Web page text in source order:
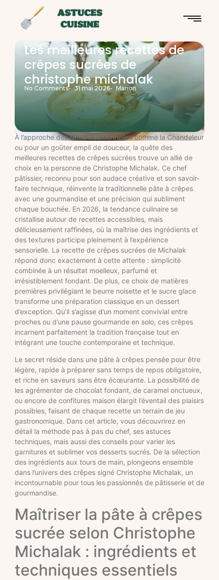
Desserts
Les meilleures recettes de
crêpes sucrées de
christophe michalak
No Comments- 31 mai 2026- Marion
À l’approche des fêtes traditionnelles comme la Chandeleur
ou pour un goûter empli de douceur, la quête des
meilleures recettes de crêpes sucrées trouve un allié de
choix en la personne de Christophe Michalak. Ce chef
pâtissier, reconnu pour son audace créative et son savoir-
faire technique, réinvente la traditionnelle pâte à crêpes
avec une gourmandise et une précision qui subliment
chaque bouchée. En 2026, la tendance culinaire se
cristallise autour de recettes accessibles, mais
délicieusement raffinées, où la maîtrise des ingrédients et
des textures participe pleinement à l’expérience
sensorielle. La recette de crêpes sucrées de Michalak
répond donc exactement à cette attente : simplicité
combinée à un résultat moelleux, parfumé et
irrésistiblement fondant. De plus, ce choix de matières
premières privilégiant le beurre noisette et le sucre glace
transforme une préparation classique en un dessert
d’exception. Qu’il s’agisse d’un moment convivial entre
proches ou d’une pause gourmande en solo, ces crêpes
incarnent parfaitement la tradition française tout en
intégrant une touche contemporaine et technique.
Le secret réside dans une pâte à crêpes pensée pour être
légère, rapide à préparer sans temps de repos obligatoire,
et riche en saveurs sans être écœurante. La possibilité de
les agrémenter de chocolat fondant, de caramel onctueux,
ou encore de confitures maison élargit l’éventail des plaisirs
possibles, faisant de chaque recette un terrain de jeu
gastronomique. Dans cet article, vous découvrirez en
détail la méthode pas à pas du chef, ses astuces
techniques, mais aussi des conseils pour varier les
garnitures et sublimer vos desserts sucrés. De la sélection
des ingrédients aux tours de main, plongeons ensemble
dans l’univers des crêpes signé Christophe Michalak, un
incontournable pour tous les passionnés de pâtisserie et de
gourmandise.
Maîtriser la pâte à crêpes
sucrée selon Christophe
Michalak : ingrédients et
techniques essentiels